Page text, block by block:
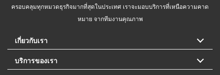
ครอบคลุมทุกหมวดธุรกิจมากที่สุดในประเทศ เราจะมอบบริการที่เหนือความคาด
หมาย จากทีมงานคุณภาพ
เกี่ยวกับเรา
บริการของเรา